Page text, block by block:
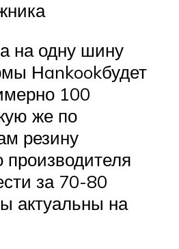
на одну шину
Нankookбудет
100
же по
резину
производителя
за 70-80
актуальны на